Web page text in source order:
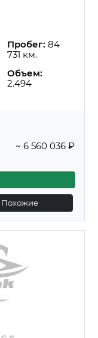
Пробег: 84
731 км.
Объем:
2.494
~ 6 560 036 ₽
Похожие